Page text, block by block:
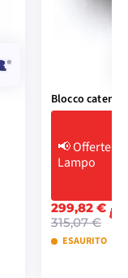
Blocco catena
📢Offerte
Lampo
299,82 €
315,07 €
ESAURITO